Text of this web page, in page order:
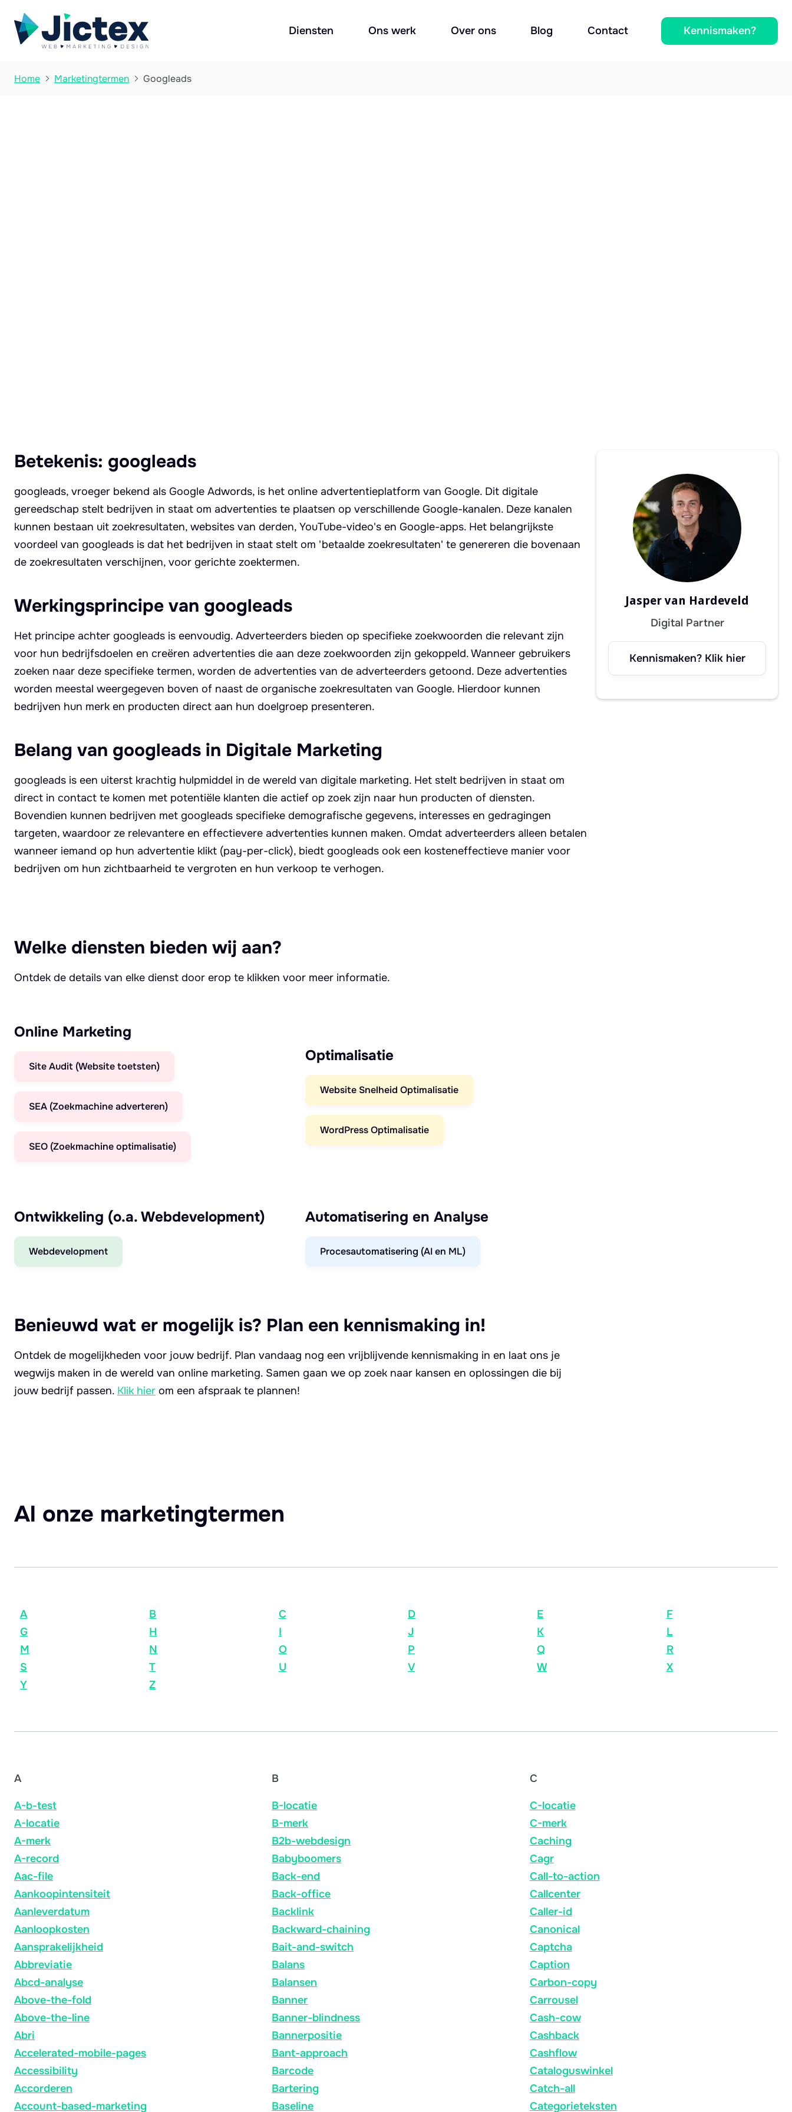
Diensten Ons werk Over ons Blog Contact Kennismaken?
Home  Marketingtermen  Googleads
Betekenis: googleads
googleads, vroeger bekend als Google Adwords, is het online advertentieplatform van Google. Dit digitale
gereedschap stelt bedrijven in staat om advertenties te plaatsen op verschillende Google-kanalen. Deze kanalen
kunnen bestaan uit zoekresultaten, websites van derden, YouTube-video's en Google-apps. Het belangrijkste
voordeel van googleads is dat het bedrijven in staat stelt om 'betaalde zoekresultaten' te genereren die bovenaan
de zoekresultaten verschijnen, voor gerichte zoektermen.
Werkingsprincipe van googleads
Het principe achter googleads is eenvoudig. Adverteerders bieden op specifieke zoekwoorden die relevant zijn
voor hun bedrijfsdoelen en creëren advertenties die aan deze zoekwoorden zijn gekoppeld. Wanneer gebruikers
zoeken naar deze specifieke termen, worden de advertenties van de adverteerders getoond. Deze advertenties
worden meestal weergegeven boven of naast de organische zoekresultaten van Google. Hierdoor kunnen
bedrijven hun merk en producten direct aan hun doelgroep presenteren.
Belang van googleads in Digitale Marketing
googleads is een uiterst krachtig hulpmiddel in de wereld van digitale marketing. Het stelt bedrijven in staat om
direct in contact te komen met potentiële klanten die actief op zoek zijn naar hun producten of diensten.
Bovendien kunnen bedrijven met googleads specifieke demografische gegevens, interesses en gedragingen
targeten, waardoor ze relevantere en effectievere advertenties kunnen maken. Omdat adverteerders alleen betalen
wanneer iemand op hun advertentie klikt (pay-per-click), biedt googleads ook een kosteneffectieve manier voor
bedrijven om hun zichtbaarheid te vergroten en hun verkoop te verhogen.
Welke diensten bieden wij aan?
Ontdek de details van elke dienst door erop te klikken voor meer informatie.
Online Marketing
Site Audit (Website toetsten)
SEA (Zoekmachine adverteren)
SEO (Zoekmachine optimalisatie)
Optimalisatie
Website Snelheid Optimalisatie
WordPress Optimalisatie
Ontwikkeling (o.a. Webdevelopment)
Webdevelopment
Automatisering en Analyse
Procesautomatisering (AI en ML)
Benieuwd wat er mogelijk is? Plan een kennismaking in!
Ontdek de mogelijkheden voor jouw bedrijf. Plan vandaag nog een vrijblijvende kennismaking in en laat ons je
wegwijs maken in de wereld van online marketing. Samen gaan we op zoek naar kansen en oplossingen die bij
jouw bedrijf passen. Klik hier om een afspraak te plannen!
Jasper van Hardeveld
Digital Partner
Kennismaken? Klik hier
Al onze marketingtermen
A B C D E
F
G
H I J K
L
M
N O P Q
R
S
T U V W
X
Y
Z
A
A-b-test
A-locatie
A-merk
A-record
Aac-file
Aankoopintensiteit
Aanleverdatum
Aanloopkosten
Aansprakelijkheid
Abbreviatie
Abcd-analyse
Above-the-fold
Above-the-line
Abri
Accelerated-mobile-pages
Accessibility
Accorderen
Account-based-marketing
B
B-locatie
B-merk
B2b-webdesign
Babyboomers
Back-end
Back-office
Backlink
Backward-chaining
Bait-and-switch
Balans
Balansen
Banner
Banner-blindness
Bannerpositie
Bant-approach
Barcode
Bartering
Baseline
C
C-locatie
C-merk
Caching
Cagr
Call-to-action
Callcenter
Caller-id
Canonical
Captcha
Caption
Carbon-copy
Carrousel
Cash-cow
Cashback
Cashflow
Cataloguswinkel
Catch-all
Categorieteksten